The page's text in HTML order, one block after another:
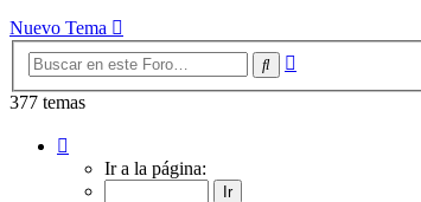
Nuevo Tema
Buscar
377 temas
Ir a la página: